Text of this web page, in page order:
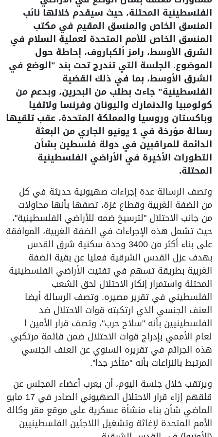
الفلسطينية المحتلة، حيث سيقدم خلالها نائب
المنسق الخاص والمنسق المقيم في مكتب
المنسق الخاص للأمم المتحدة لعملية السلام في
الشرق الأوسط، رامز ألكباروف، إحاطة حول
الموضوع. الجلسة التي تندرج تحت بند "الوضع في
الشرق الأوسط، بما في ذلك القضية
الفلسطينية" جاءت بطلب من البحرين، وبدعم من
كولومبيا والدنمارك واليونان وفرنسا ولاتفيا
وباكستان وروسيا والمملكة المتحدة، عقب تلقيها
رسالة مؤرخة في 1 يونيو الجاري من البعثة
الدائمة للمراقبين في دولة فلسطين بشأن
التطورات الأخيرة في الأراضي الفلسطينية
المحتلة.
وتصف الرسالة عدة إجراءات صهيونية حديثة في كل
من الضفة الغربية وقطاع غزة، تصفها بأنها محاولات
من جانب الاحتلال "لترسيخ ضمه للأراضي الفلسطينية"،
حيث تشمل هذه الإجراءات في الضفة الغربية، الموافقة
على بناء أكثر من 3400 وحدة سكنية شرق القدس
بهدف عزل القدس الشرقية فعليا عن بقية الضفة
الغربية بطريقة تسهم في تفتيت الأراضي الفلسطينية
المحتلة واستمرار إنكار الاحتلال لحق الشعب
الفلسطيني في تقرير مصيره. وتصف الرسالة أيضا
العنف الجنسي الذي ارتكبته قوات الاحتلال ضد
الفلسطينيين بأنه "سلاح حرب"، وتصف قرار الأمين ا
لعام الأممي بإدراج قوات الاحتلال ضمن قائمة مرتكبي
هذه الجرائم في تقريره السنوي عن العنف الجنسي
المرتبط بالنزاعات بأنه "متأخر جدا".
ويرتقب خلال جلسة اليوم، أن يعرب أعضاء المجلس عن
قلقهم إزاء قرار الاحتلال الصهيوني الصادر في 17 مايو
الماضي شأن بناء منشأة عسكرية على موقع مقر وكالة
الأمم المتحدة لإغاثة وتشغيل اللاجئين الفلسطينيين